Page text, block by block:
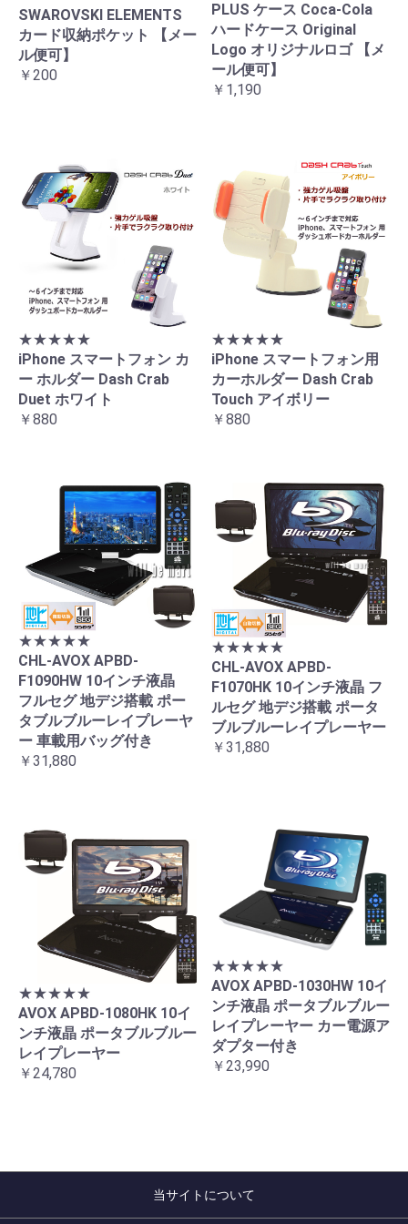
SWAROVSKI ELEMENTS
カード収納ポケット 【メー
ル便可】
￥200
PLUS ケース Coca-Cola
ハードケース Original
Logo オリジナルロゴ 【メ
ール便可】
￥1,190
★★★★★
iPhone スマートフォン カ
ー ホルダー Dash Crab
Duet ホワイト
￥880
★★★★★
iPhone スマートフォン用
カーホルダー Dash Crab
Touch アイボリー
￥880
★★★★★
CHL-AVOX APBD-
F1090HW 10インチ液晶
フルセグ 地デジ搭載 ポー
タブルブルーレイプレーヤ
ー 車載用バッグ付き
￥31,880
★★★★★
CHL-AVOX APBD-
F1070HK 10インチ液晶 フ
ルセグ 地デジ搭載 ポータ
ブルブルーレイプレーヤー
￥31,880
★★★★★
AVOX APBD-1080HK 10イ
ンチ液晶 ポータブルブルー
レイプレーヤー
￥24,780
★★★★★
AVOX APBD-1030HW 10イ
ンチ液晶 ポータブルブルー
レイプレーヤー カー電源ア
ダプター付き
￥23,990
当サイトについて